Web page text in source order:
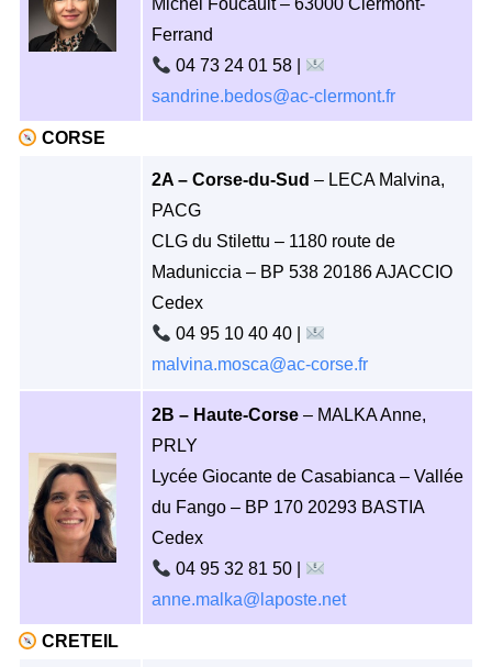
Michel Foucault – 63000 Clermont-
Ferrand
04 73 24 01 58 |
sandrine.bedos@ac-clermont.fr
CORSE
2A – Corse-du-Sud – LECA Malvina,
PACG
CLG du Stilettu – 1180 route de
Maduniccia – BP 538 20186 AJACCIO
Cedex
04 95 10 40 40 |
malvina.mosca@ac-corse.fr
2B – Haute-Corse – MALKA Anne,
PRLY
Lycée Giocante de Casabianca – Vallée
du Fango – BP 170 20293 BASTIA
Cedex
04 95 32 81 50 |
anne.malka@laposte.net
CRETEIL